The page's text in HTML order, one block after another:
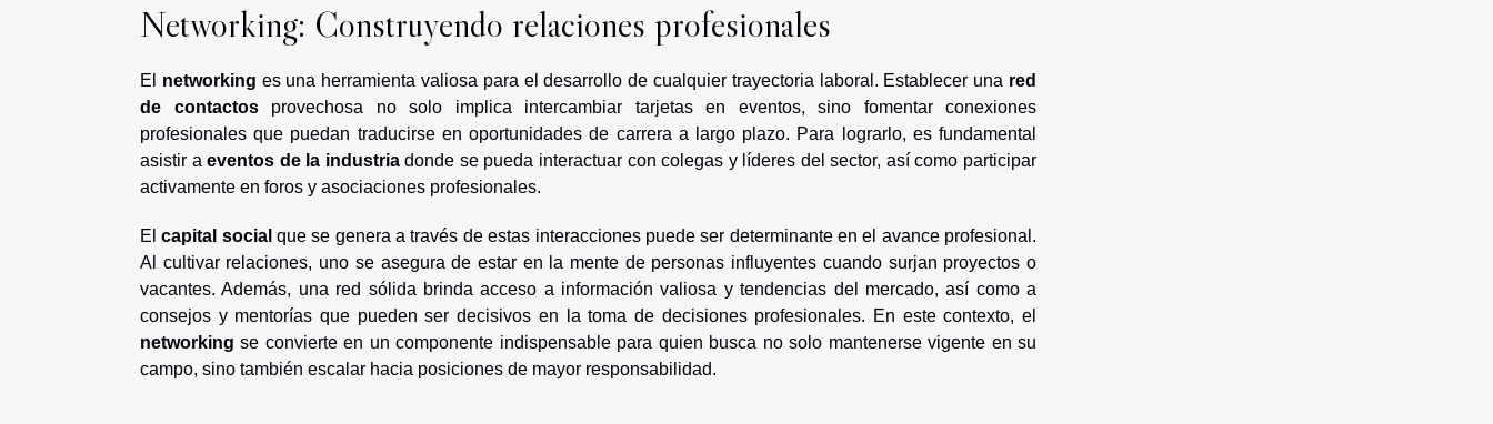
Networking: Construyendo relaciones profesionales
El networking es una herramienta valiosa para el desarrollo de cualquier trayectoria laboral. Establecer una red
de contactosprovechosa no solo implica intercambiar tarjetas en eventos, sino fomentar conexiones
profesionales que puedan traducirse en oportunidades de carrera a largo plazo. Para lograrlo, es fundamental
asistir aeventos de la industriadonde se pueda interactuar con colegas y líderes del sector, así como participar
activamente en foros y asociaciones profesionales.
Elcapital social que se genera a través de estas interacciones puede ser determinante en el avance profesional.
Al cultivar relaciones, uno se asegura de estar en la mente de personas influyentes cuando surjan proyectos o
vacantes. Además, una red sólida brinda acceso a información valiosa y tendencias del mercado, así como a
consejos y mentorías que pueden ser decisivos en la toma de decisiones profesionales. En este contexto, el
networking se convierte en un componente indispensable para quien busca no solo mantenerse vigente en su
campo, sino también escalar hacia posiciones de mayor responsabilidad.